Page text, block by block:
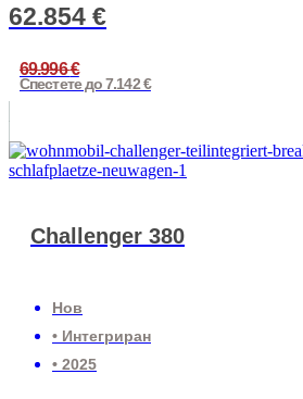
62.854 €
69.996€
Спестете до 7.142 €
Challenger 380
Нов
• Интегриран
• 2025